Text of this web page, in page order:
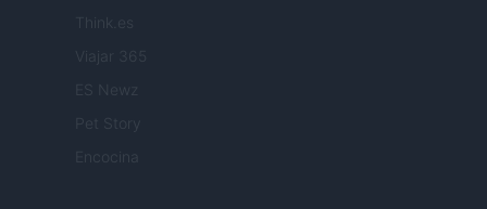
Viajar 365
ES Newz
Pet Story
Encocina